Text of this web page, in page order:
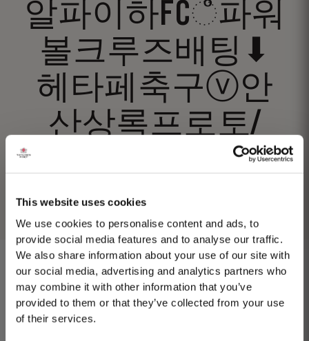
This website uses cookies
We use cookies to personalise content and ads, to
provide social media features and to analyse our traffic.
We also share information about your use of our site with
our social media, advertising and analytics partners who
may combine it with other information that you’ve
provided to them or that they’ve collected from your use
of their services.
알파이하FCஂ파워
볼크루즈배팅⬇
헤타페축구ⓥ안
산상록프로토/
1975 SINGLE HARVEST